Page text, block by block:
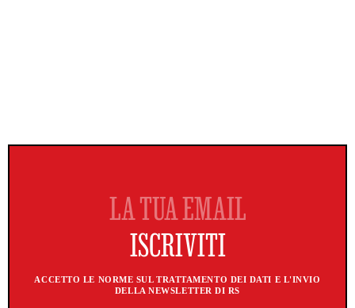
ACCETTO LE NORME SUL TRATTAMENTO DEI DATI E L'INVIO
DELLA NEWSLETTER DI RS